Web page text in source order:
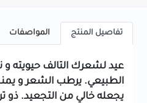
تفاصيل المنتج المواصفات
عيد لشعرك التالف حيويته و
الطبيعي. يرطب الشعر و
يجعله خالي من التجعيد. ذو